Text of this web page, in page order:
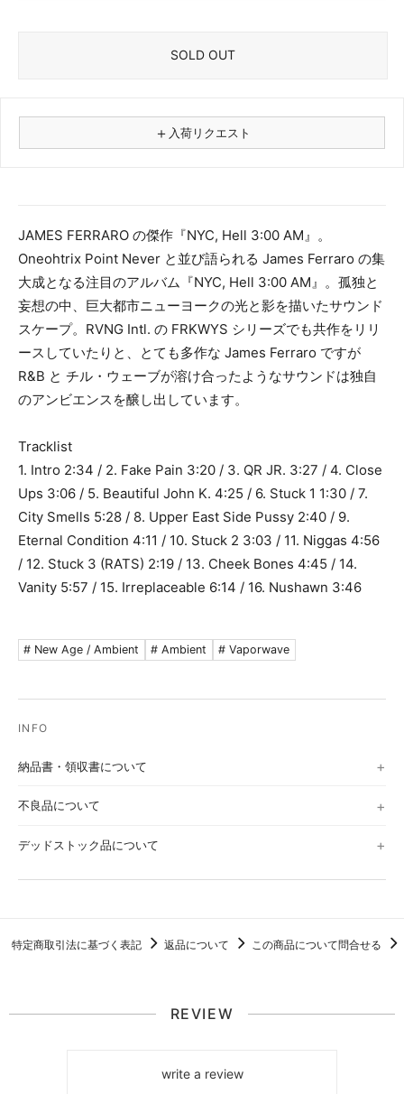
SOLD OUT
＋ 入荷リクエスト
フォーマット
レコード
CD
その他
メールアドレス（必須）
JAMES FERRARO の傑作『NYC, Hell 3:00 AM』。
Oneohtrix Point Never と並び語られる James Ferraro の集
大成となる注目のアルバム『NYC, Hell 3:00 AM』。孤独と
妄想の中、巨大都市ニューヨークの光と影を描いたサウンド
スケープ。RVNG Intl. の FRKWYS シリーズでも共作をリリ
ースしていたりと、とても多作な James Ferraro ですが
R&B と チル・ウェーブが溶け合ったようなサウンドは独自
のアンビエンスを醸し出しています。
Tracklist
1. Intro 2:34 / 2. Fake Pain 3:20 / 3. QR JR. 3:27 / 4. Close
Ups 3:06 / 5. Beautiful John K. 4:25 / 6. Stuck 1 1:30 / 7.
City Smells 5:28 / 8. Upper East Side Pussy 2:40 / 9.
Eternal Condition 4:11 / 10. Stuck 2 3:03 / 11. Niggas 4:56
/ 12. Stuck 3 (RATS) 2:19 / 13. Cheek Bones 4:45 / 14.
Vanity 5:57 / 15. Irreplaceable 6:14 / 16. Nushawn 3:46
# New Age / Ambient # Ambient # Vaporwave
納品書・領収書について
不良品について
デッドストック品について
特定商取引法に基づく表記 返品について この商品について問合せる
REVIEW
write a review